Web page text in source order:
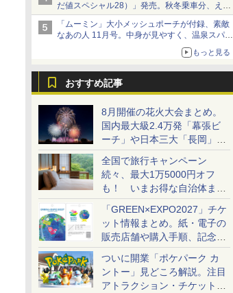
だ値スペシャル28）」発売。秋冬乗車分、えき
ねっと限定
「ムーミン」大小メッシュポーチが付録、素敵
なあの人 11月号。中身が見やすく、温泉スパに
もっと見る
おすすめ記事
8月開催の花火大会まとめ。
国内最大級2.4万発「幕張ビ
ーチ」や日本三大「長岡」な
ど大型イベント目白押し！
全国で旅行キャンペーン
続々、最大1万5000円オフ
も！ いまお得な自治体まと
め
「GREEN×EXPO2027」チケ
ット情報まとめ。紙・電子の
販売店舗や購入手順、記念チ
ケットも解説
ついに開業「ポケパーク カ
ントー」見どころ解説。注目
アトラクション・チケット手